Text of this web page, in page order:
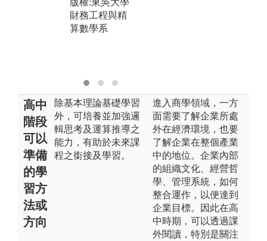
版權:東吳大學
財務工程與精
算數學系
高中
階段
可以
準備
的學
習方
法或
方向
除基本理論基礎學習
外，可培養並加強邏
輯思考及運算推導之
能力，有助於未來課
程之銜接及學習。
進入商學領域，一方
面需要了解企業所處
外在經濟環境，也要
了解企業在整個產業
中的地位。企業內部
的組織文化、經營哲
學、管理系統，如何
整合運作，以便達到
企業目標。因此在高
中時期，可以透過課
外閱讀，特別是關注